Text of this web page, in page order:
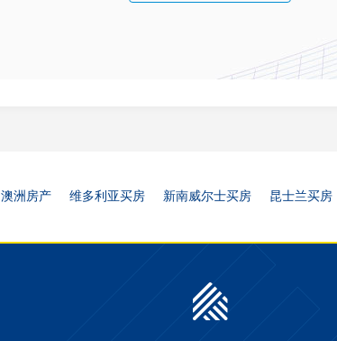
澳洲房产 维多利亚买房 新南威尔士买房 昆士兰买房